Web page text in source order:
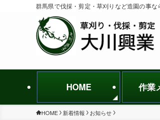
群馬県で伐採・剪定・草刈りなど造園の事な
HOME 作業
HOME 新着情報 お知らせ